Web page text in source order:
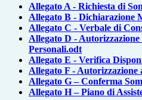
Allegato A - Richiesta di
Allegato B - Dichiarazione
Allegato C - Verbale di
Allegato D -
Personali.odt
Allegato E - Verifica
Allegato F - Autorizzazione
Allegato G – Conferma
Allegato H – Piano di